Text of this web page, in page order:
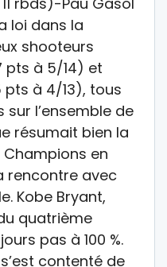
loi dans la
shooteurs
pts à 5/14) et
pts à 4/13), tous
sur l’ensemble de
résumait bien la
en
rencontre avec
Kobe Bryant,
quatrième
pas à 100 %.
contenté de